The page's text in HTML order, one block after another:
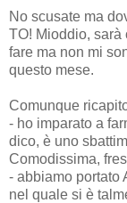
No scusate ma
TO! Mioddio, sarà
fare ma non mi
questo mese.
Comunque
- ho imparato a
dico, è uno
Comodissima,
- abbiamo portato
nel quale si è